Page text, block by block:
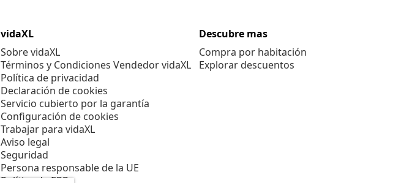
vidaXL
Sobre vidaXL
Términos y Condiciones Vendedor vidaXL
Política de privacidad
Declaración de cookies
Servicio cubierto por la garantía
Configuración de cookies
Trabajar para vidaXL
Aviso legal
Seguridad
Persona responsable de la UE
Descubre mas
Compra por habitación
Explorar descuentos